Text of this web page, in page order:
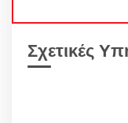
Σχετικές